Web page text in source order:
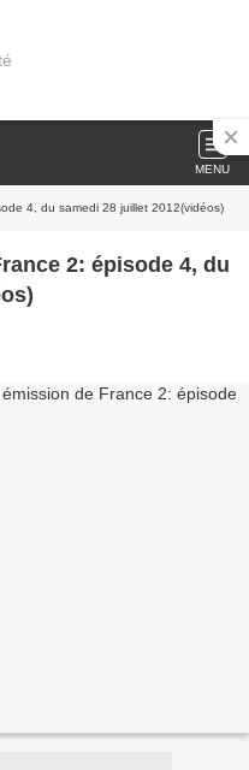
MENU
4, du samedi 28 juillet 2012(vidéos)
2: épisode 4, du